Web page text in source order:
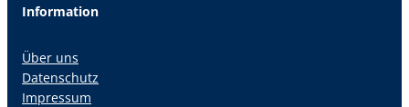
Information
Über uns
Datenschutz
Impressum